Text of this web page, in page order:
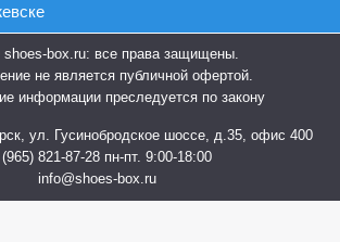
box.ru: все права защищены.
не является публичной офертой.
информации преследуется по закону
ул. Гусинобродское шоссе, д.35, офис 400
821-87-28 пн-пт. 9:00-18:00
info@shoes-box.ru